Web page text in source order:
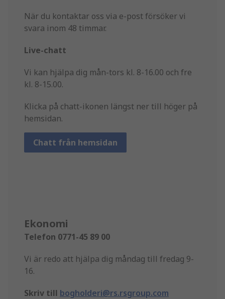
När du kontaktar oss via e-post försöker vi
svara inom 48 timmar.
Live-chatt
Vi kan hjälpa dig mån-tors kl. 8-16.00 och fre
kl. 8-15.00.
Klicka på chatt-ikonen längst ner till höger på
hemsidan.
Chatt från hemsidan
Ekonomi
Telefon 0771-45 89 00
Vi är redo att hjälpa dig måndag till fredag 9-
16.
Skriv till bogholderi@rs.rsgroup.com